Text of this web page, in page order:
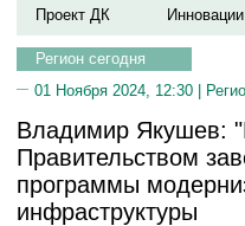
Проект ДК
Инновации
Регион сегодня
01 Ноября 2024, 12:30 |
Владимир Якушев:
Правительством
программы
инфраструктуры